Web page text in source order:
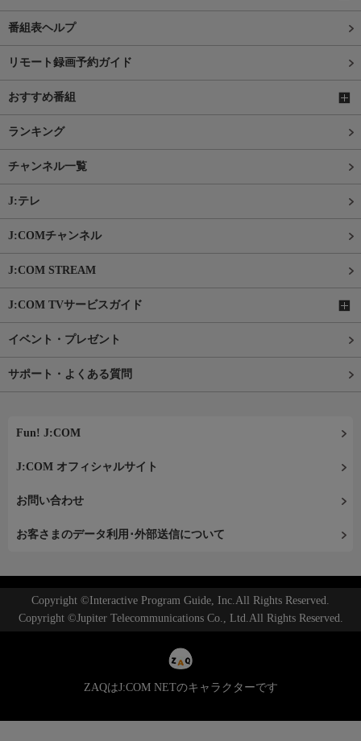
番組表ヘルプ
リモート録画予約ガイド
おすすめ番組
ランキング
チャンネル一覧
J:テレ
J:COMチャンネル
J:COM STREAM
J:COM TVサービスガイド
イベント・プレゼント
サポート・よくある質問
Fun! J:COM
J:COM オフィシャルサイト
お問い合わせ
お客さまのデータ利用･外部送信について
Copyright ©Interactive Program Guide, Inc.All Rights Reserved.
Copyright ©Jupiter Telecommunications Co., Ltd.All Rights Reserved.
ZAQはJ:COM NETのキャラクターです